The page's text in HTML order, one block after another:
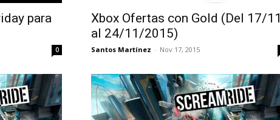
para
0
Xbox Ofertas con Gold (Del 17/11
al 24/11/2015)
Santos Martínez - Nov 17, 2015